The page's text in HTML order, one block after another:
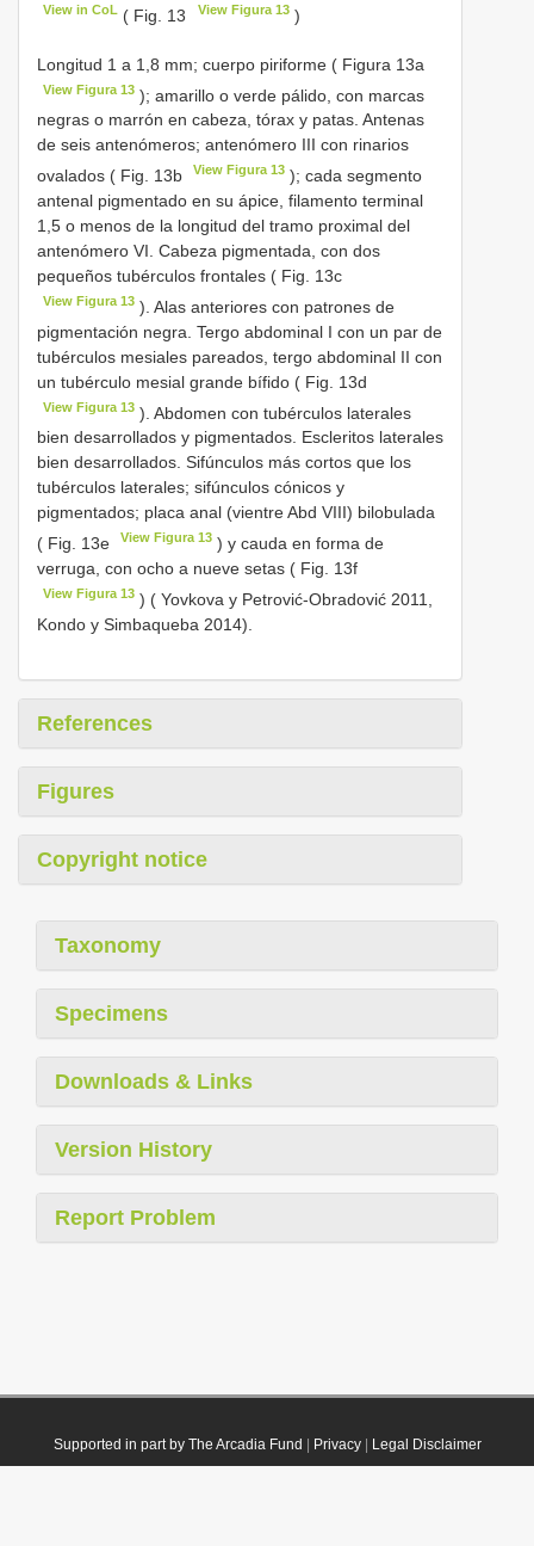
View in CoL ( Fig. 13 View Figura 13)
Longitud 1 a 1,8 mm; cuerpo piriforme ( Figura 13a
View Figura 13 ); amarillo o verde pálido, con marcas
negras o marrón en cabeza, tórax y patas. Antenas
de seis antenómeros; antenómero III con rinarios
ovalados ( Fig. 13b
View Figura 13 ); cada segmento
antenal pigmentado en su ápice, filamento terminal
1,5 o menos de la longitud del tramo proximal del
antenómero VI. Cabeza pigmentada, con dos
pequeños tubérculos frontales ( Fig. 13c
View Figura 13 ). Alas anteriores con patrones de
pigmentación negra. Tergo abdominal I con un par de
tubérculos mesiales pareados, tergo abdominal II con
un tubérculo mesial grande bífido ( Fig. 13d
View Figura 13 ). Abdomen con tubérculos laterales
bien desarrollados y pigmentados. Escleritos laterales
bien desarrollados. Sifúnculos más cortos que los
tubérculos laterales; sifúnculos cónicos y
pigmentados; placa anal (vientre Abd VIII) bilobulada
( Fig. 13e
View Figura 13 ) y cauda en forma de
verruga, con ocho a nueve setas ( Fig. 13f
View Figura 13 ) ( Yovkova y Petrović-Obradović 2011,
Kondo y Simbaqueba 2014).
References
Figures
Copyright notice
Taxonomy
Specimens
Downloads & Links
Version History
Report Problem
Supported in part by The Arcadia Fund Privacy| Legal Disclaimer